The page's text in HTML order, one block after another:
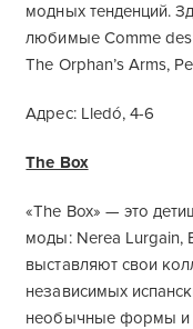
модных тенденций.
любимые Comme des
The Orphan’s Arms,
Адрес: Lledó, 4-6
The Box
«The Box» — это
моды: Nerea Lurgain,
выставляют свои
независимых
необычные формы и